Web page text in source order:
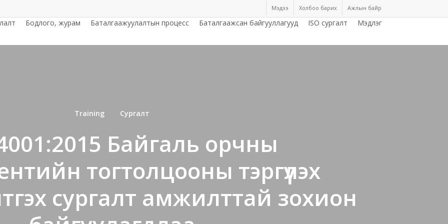
Мэдээ Холбоо барих Ажлын байр
Бодлого, журам Баталгаажуулалтын процесс Баталгаажсан байгууллагууд ISO сургалт Мэдлэг
Training Сургалт
Байгаль орчны
тогтолцооны тэргүүлэх
сургалт амжилттай зохион